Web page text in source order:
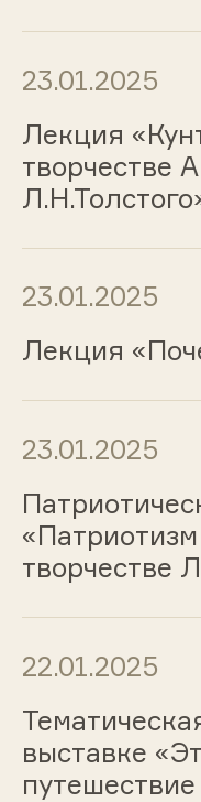
23.01.2025
Лекция
творчестве
23.01.2025
Лекция
23.01.2025
творчестве
22.01.2025
выставке